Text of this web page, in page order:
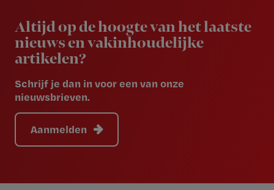
Altijd op de hoogte van het laatste
nieuws en vakinhoudelijke
artikelen?
Schrijf je dan in voor een van onze
nieuwsbrieven.
Aanmelden